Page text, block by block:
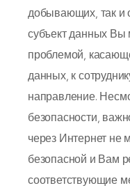
добывающих, так и
субъект данных Вы
проблемой,
данных, к
направление.
безопасности,
через Интернет не
безопасной и Вам
соответствующие